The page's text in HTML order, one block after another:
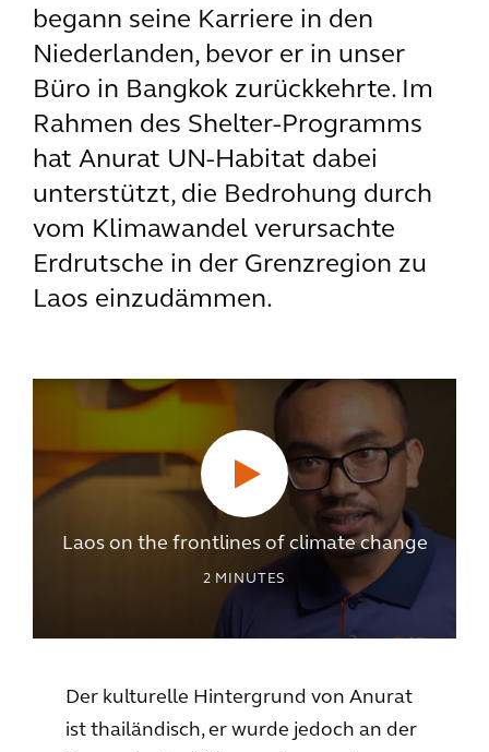
begann seine Karriere in den
Niederlanden, bevor er in unser
Büro in Bangkok zurückkehrte. Im
Rahmen des Shelter-Programms
hat Anurat UN-Habitat dabei
unterstützt, die Bedrohung durch
vom Klimawandel verursachte
Erdrutsche in der Grenzregion zu
Laos einzudämmen.
Laos on the frontlines of climate change
2 MINUTES
Der kulturelle Hintergrund von Anurat
ist thailändisch, er wurde jedoch an der